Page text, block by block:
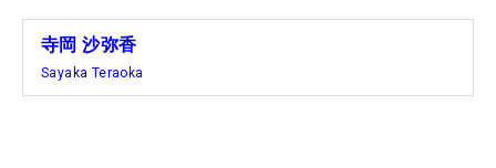
■手塚彩馨（2オーバー・28位タイ）
寺岡 沙弥香
Sayaka Teraoka